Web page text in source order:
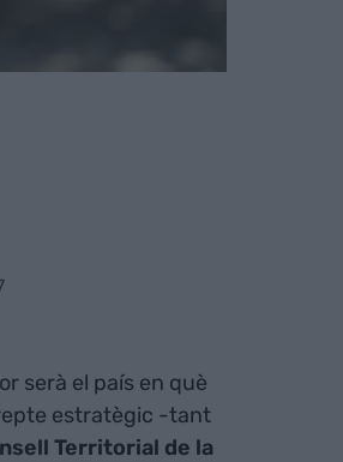
serà el país en què
estratègic -tant
Territorial de la